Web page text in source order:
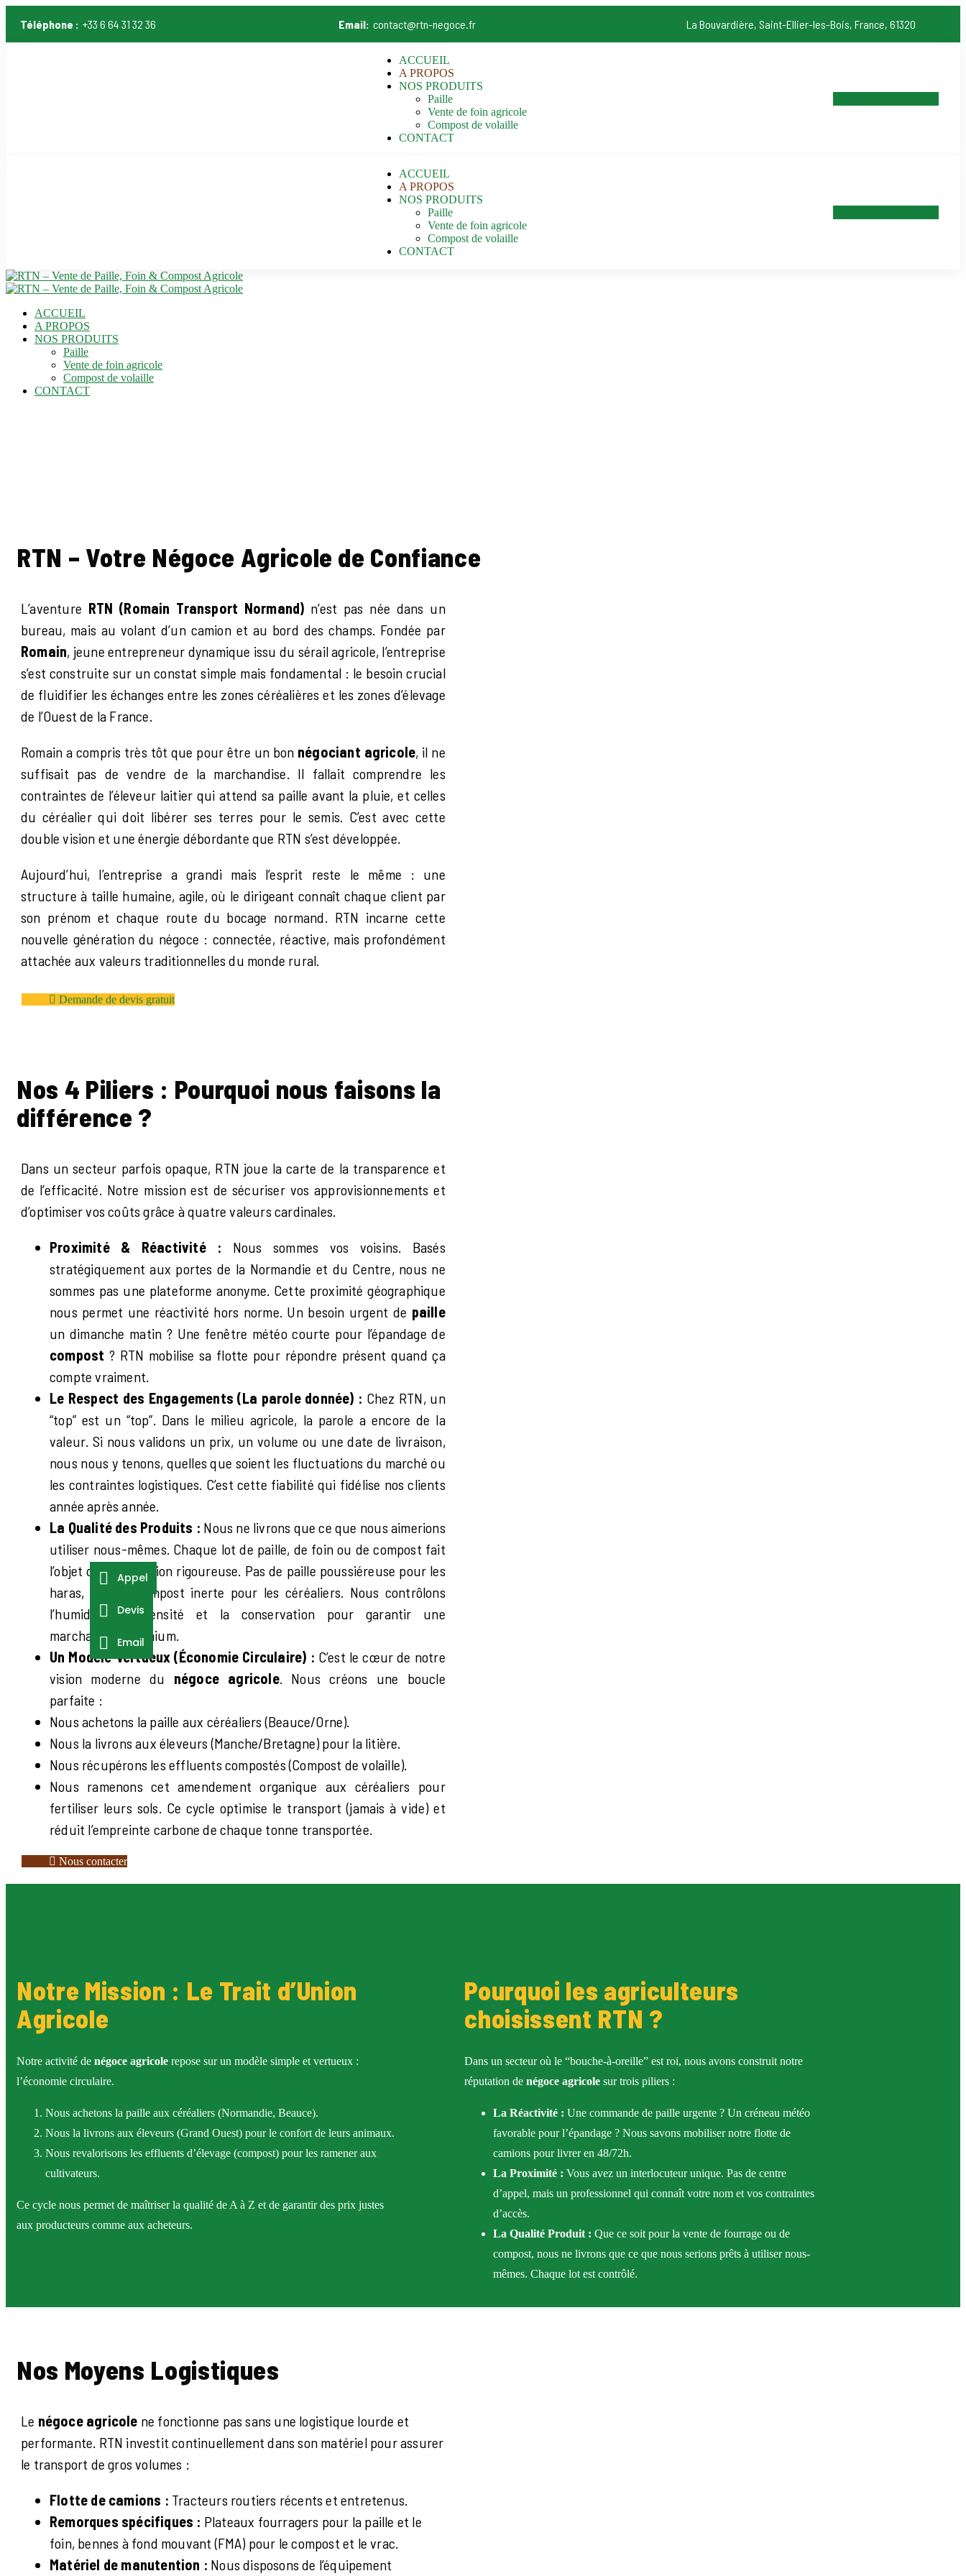
Téléphone : +33 6 64 31 32 36 Email: contact@rtn-negoce.fr La Bouvardière, Saint-Ellier-les-Bois, France, 61320
ACCUEIL
A PROPOS
NOS PRODUITS
Paille
Vente de foin agricole
Compost de volaille
CONTACT
ACCUEIL
A PROPOS
NOS PRODUITS
Paille
Vente de foin agricole
Compost de volaille
CONTACT
ACCUEIL
A PROPOS
NOS PRODUITS
Paille
Vente de foin agricole
Compost de volaille
CONTACT
RTN – Votre Négoce Agricole de Confiance
L’aventure RTN (Romain Transport Normand) n’est pas née dans un
bureau, mais au volant d’un camion et au bord des champs. Fondée par
Romain, jeune entrepreneur dynamique issu du sérail agricole, l’entreprise
s’est construite sur un constat simple mais fondamental : le besoin crucial
de fluidifier les échanges entre les zones céréalières et les zones d’élevage
de l’Ouest de la France.
Romain a compris très tôt que pour être un bon négociant agricole, il ne
suffisait pas de vendre de la marchandise. Il fallait comprendre les
contraintes de l’éleveur laitier qui attend sa paille avant la pluie, et celles
du céréalier qui doit libérer ses terres pour le semis. C’est avec cette
double vision et une énergie débordante que RTN s’est développée.
Aujourd’hui, l’entreprise a grandi mais l’esprit reste le même : une
structure à taille humaine, agile, où le dirigeant connaît chaque client par
son prénom et chaque route du bocage normand. RTN incarne cette
nouvelle génération du négoce : connectée, réactive, mais profondément
attachée aux valeurs traditionnelles du monde rural.
Demande de devis gratuit
Nos 4 Piliers : Pourquoi nous faisons la
différence ?
Dans un secteur parfois opaque, RTN joue la carte de la transparence et
de l’efficacité. Notre mission est de sécuriser vos approvisionnements et
d’optimiser vos coûts grâce à quatre valeurs cardinales.
Proximité & Réactivité : Nous sommes vos voisins. Basés
stratégiquement aux portes de la Normandie et du Centre, nous ne
sommes pas une plateforme anonyme. Cette proximité géographique
nous permet une réactivité hors norme. Un besoin urgent de paille
un dimanche matin ? Une fenêtre météo courte pour l’épandage de
compost ? RTN mobilise sa flotte pour répondre présent quand ça
compte vraiment.
Le Respect des Engagements (La parole donnée) : Chez RTN, un
“top” est un “top”. Dans le milieu agricole, la parole a encore de la
valeur. Si nous validons un prix, un volume ou une date de livraison,
nous nous y tenons, quelles que soient les fluctuations du marché ou
les contraintes logistiques. C’est cette fiabilité qui fidélise nos clients
année après année.
La Qualité des Produits : Nous ne livrons que ce que nous aimerions
utiliser nous-mêmes. Chaque lot de paille, de foin ou de compost fait
l’objet d’une sélection rigoureuse. Pas de paille poussiéreuse pour les
haras, pas de compost inerte pour les céréaliers. Nous contrôlons
l’humidité, la densité et la conservation pour garantir une
marchandise premium.
Un Modèle Vertueux (Économie Circulaire) : C’est le cœur de notre
vision moderne du négoce agricole. Nous créons une boucle
parfaite :
Nous achetons la paille aux céréaliers (Beauce/Orne).
Nous la livrons aux éleveurs (Manche/Bretagne) pour la litière.
Nous récupérons les effluents compostés (Compost de volaille).
Nous ramenons cet amendement organique aux céréaliers pour
fertiliser leurs sols. Ce cycle optimise le transport (jamais à vide) et
réduit l’empreinte carbone de chaque tonne transportée.
Nous contacter
Notre Mission : Le Trait d’Union
Agricole
Notre activité de négoce agricole repose sur un modèle simple et vertueux :
l’économie circulaire.
Nous achetons la paille aux céréaliers (Normandie, Beauce).
Nous la livrons aux éleveurs (Grand Ouest) pour le confort de leurs animaux.
Nous revalorisons les effluents d’élevage (compost) pour les ramener aux
cultivateurs.
Ce cycle nous permet de maîtriser la qualité de A à Z et de garantir des prix justes
aux producteurs comme aux acheteurs.
Pourquoi les agriculteurs
choisissent RTN ?
Dans un secteur où le “bouche-à-oreille” est roi, nous avons construit notre
réputation denégoce agricole sur trois piliers :
La Réactivité : Une commande de paille urgente ? Un créneau météo
favorable pour l’épandage ? Nous savons mobiliser notre flotte de
camions pour livrer en 48/72h.
La Proximité : Vous avez un interlocuteur unique. Pas de centre
d’appel, mais un professionnel qui connaît votre nom et vos contraintes
d’accès.
La Qualité Produit : Que ce soit pour la vente de fourrage ou de
compost, nous ne livrons que ce que nous serions prêts à utiliser nous-
mêmes. Chaque lot est contrôlé.
Nos Moyens Logistiques
Le négoce agricole ne fonctionne pas sans une logistique lourde et
performante. RTN investit continuellement dans son matériel pour assurer
le transport de gros volumes :
Flotte de camions : Tracteurs routiers récents et entretenus.
Remorques spécifiques : Plateaux fourragers pour la paille et le
foin, bennes à fond mouvant (FMA) pour le compost et le vrac.
Matériel de manutention : Nous disposons de l’équipement
Appel
Devis
Email